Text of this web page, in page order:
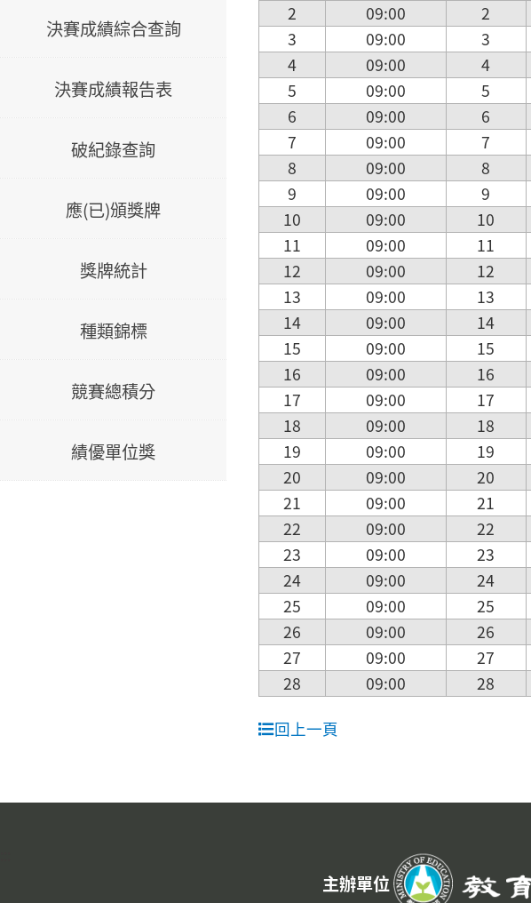
決賽成績綜合查詢
決賽成績報告表
破紀錄查詢
應(已)頒獎牌
獎牌統計
種類錦標
競賽總積分
績優單位獎
2
09:00 2
3
09:00 3
4
09:00 4
5
09:00 5
6
09:00 6
7
09:00 7
8
09:00 8
9
09:00 9
10
09:00 10
11
09:00 11
12
09:00 12
13
09:00 13
14
09:00 14
15
09:00 15
16
09:00 16
17
09:00 17
18
09:00 18
19
09:00 19
20
09:00 20
21
09:00 21
22
09:00 22
23
09:00 23
24
09:00 24
25
09:00 25
26
09:00 26
27
09:00 27
28
09:00 28
回上一頁
主辦單位